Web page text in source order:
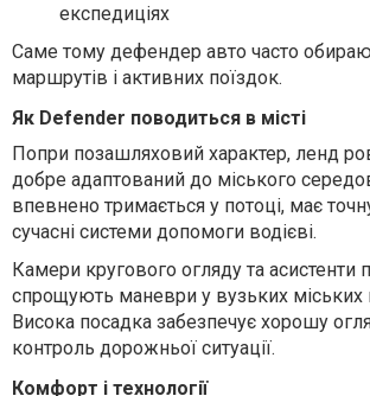
експедиціях
Саме тому дефендер авто часто
маршрутів і активних поїздок.
Як Defender поводиться в місті
Попри позашляховий характер, ленд
добре адаптований до міського
впевнено тримається у потоці, має
сучасні системи допомоги водієві.
Камери кругового огляду та асистенти
спрощують маневри у вузьких міських
Висока посадка забезпечує хорошу
контроль дорожньої ситуації.
Комфорт і технології